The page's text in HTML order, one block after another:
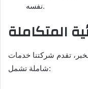
نفسه.
المتكاملة
تقدم شركتنا خدمات
شاملة تشمل: